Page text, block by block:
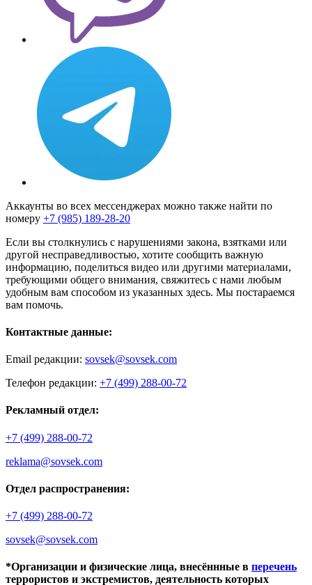
Аккаунты во всех мессенджерах можно также найти по
номеру +7 (985) 189-28-20
Если вы столкнулись с нарушениями закона, взятками или
другой несправедливостью, хотите сообщить важную
информацию, поделиться видео или другими материалами,
требующими общего внимания, свяжитесь с нами любым
удобным вам способом из указанных здесь. Мы постараемся
вам помочь.
Контактные данные:
Email редакции: sovsek@sovsek.com
Телефон редакции: +7 (499) 288-00-72
Рекламный отдел:
+7 (499) 288-00-72
reklama@sovsek.com
Отдел распространения:
+7 (499) 288-00-72
sovsek@sovsek.com
*Организации и физические лица, внесённные в перечень
террористов и экстремистов, деятельность которых